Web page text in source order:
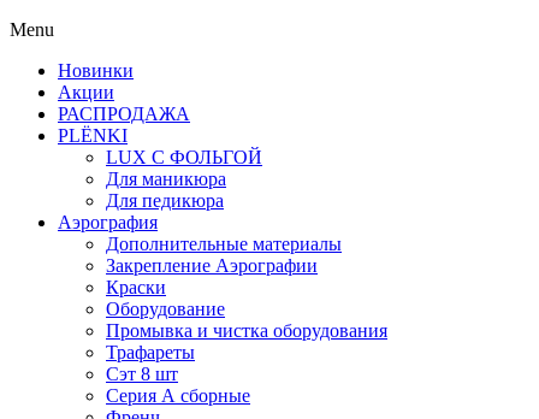
Menu
Новинки
Акции
РАСПРОДАЖА
PLЁNKI
LUX С ФОЛЬГОЙ
Для маникюра
Для педикюра
Аэрография
Дополнительные материалы
Закрепление Аэрографии
Краски
Оборудование
Промывка и чистка оборудования
Трафареты
Сэт 8 шт
Серия А сборные